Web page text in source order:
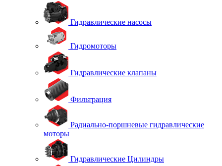
Гидравлические насосы
Гидромоторы
Гидравлические клапаны
Фильтрация
Радиально-поршневые гидравлические
моторы
Гидравлические Цилиндры